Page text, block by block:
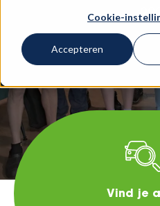
Cookie-
Accepteren
Vind je